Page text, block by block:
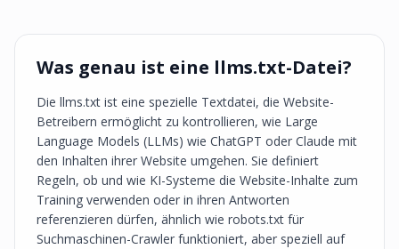
Was genau ist eine llms.txt-Datei?
Die llms.txt ist eine spezielle Textdatei, die Website-
Betreibern ermöglicht zu kontrollieren, wie Large
Language Models (LLMs) wie ChatGPT oder Claude mit
den Inhalten ihrer Website umgehen. Sie definiert
Regeln, ob und wie KI-Systeme die Website-Inhalte zum
Training verwenden oder in ihren Antworten
referenzieren dürfen, ähnlich wie robots.txt für
Suchmaschinen-Crawler funktioniert, aber speziell auf